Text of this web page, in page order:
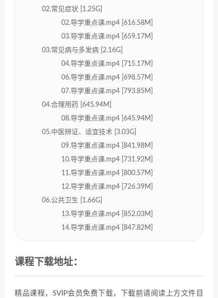
02.常见症状 [1.25G]
02.导学重点课.mp4 [616.58M]
03.导学重点课.mp4 [659.17M]
03.常见病与多发病 [2.16G]
04.导学重点课.mp4 [715.17M]
06.导学重点课.mp4 [698.57M]
07.导学重点课.mp4 [793.85M]
04.合理用药 [645.94M]
08.导学重点课.mp4 [645.94M]
05.中医辨证、适宜技术 [3.03G]
09.导学重点课.mp4 [841.98M]
10.导学重点课.mp4 [731.92M]
11.导学重点课.mp4 [800.57M]
12.导学重点课.mp4 [726.39M]
06.公共卫生 [1.66G]
13.导学重点课.mp4 [852.03M]
14.导学重点课.mp4 [847.82M]
课程下载地址：
精品课程，SVIP会员免费下载，下载前请阅读上方文件目